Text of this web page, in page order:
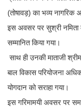
(तोषावड़) का भव्य नागरिक
इस अवसर पर सुश्री
सम्मानित किया गया।
साथ ही उनकी माताजी
बाल विकास परियोजना
योगदान को सराहा गया।
इस गरिमामयी अवसर पर